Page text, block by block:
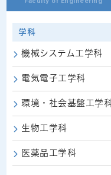
学科
機械システム工学科
電気電子工学科
環境・社会基盤工学
生物工学科
医薬品工学科